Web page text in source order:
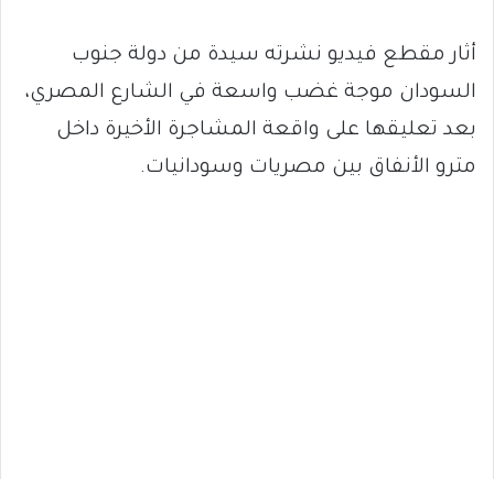
أثار مقطع فيديو نشرته سيدة من دولة جنوب
السودان موجة غضب واسعة في الشارع المصري،
بعد تعليقها على واقعة المشاجرة الأخيرة داخل
مترو الأنفاق بين مصريات وسودانيات.